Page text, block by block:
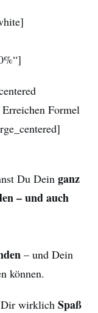
Formel
Du Dein ganz
– und auch
– und Dein
können.
wirklich Spaß